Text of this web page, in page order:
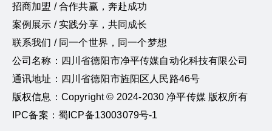
招商加盟 / 合作共赢，奔赴成功
案例展示 / 实践分享，共同成长
联系我们 / 同一个世界，同一个梦想
公司名称：四川省德阳市净平传媒自动化科技有限公司
通讯地址：四川省德阳市旌阳区人民路46号
版权信息：Copyright © 2024-2030 净平传媒 版权所有
IPC备案：蜀ICP备13003079号-1